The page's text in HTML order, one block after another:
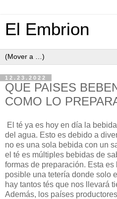
El Embrion
12.23.2022
QUE PAISES
COMO LO
El té ya es hoy en día la
del agua. Esto es debido a
no es una sola bebida con un
el té es múltiples bebidas de
formas de preparación. Esta
posible una tetería donde solo
hay tantos tés que nos llevará
Además, los países